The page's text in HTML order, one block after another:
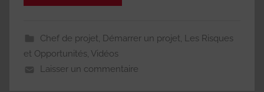
Chef de projet, Démarrer un projet, Les Risques
et Opportunités, Vidéos
Laisser un commentaire